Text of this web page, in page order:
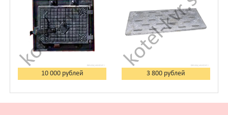
10 000 рублей 3 800 рублей